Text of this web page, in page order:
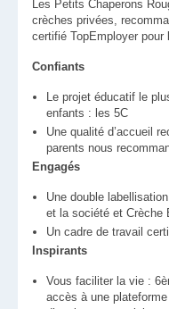
Les Petits Chaperons
crèches privées,
certifié TopEmployer pour
Confiants
Le projet éducatif le
enfants : les 5C
Une qualité d’accueil
parents nous
Engagés
Une double
et la société et Crèche
Un cadre de travail
Inspirants
Vous faciliter la vie :
accès à une